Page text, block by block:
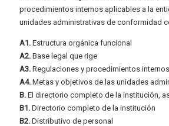
procedimientos internos aplicables a la
unidades administrativas de conformidad
A1. Estructura orgánica funcional
A2. Base legal que rige
A3. Regulaciones y procedimientos internos
A4. Metas y objetivos de las unidades
B. El directorio completo de la institución,
B1. Directorio completo de la institución
B2. Distributivo de personal